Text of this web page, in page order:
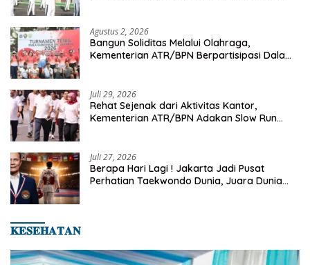
Agustus 2, 2026
Bangun Soliditas Melalui Olahraga,
Kementerian ATR/BPN Berpartisipasi Dalam
Juli 29, 2026
Rehat Sejenak dari Aktivitas Kantor,
Kementerian ATR/BPN Adakan Slow Run
Juli 27, 2026
Berapa Hari Lagi ! Jakarta Jadi Pusat
Perhatian Taekwondo Dunia, Juara Dunia
𝐊𝐄𝐒𝐄𝐇𝐀𝐓𝐀𝐍